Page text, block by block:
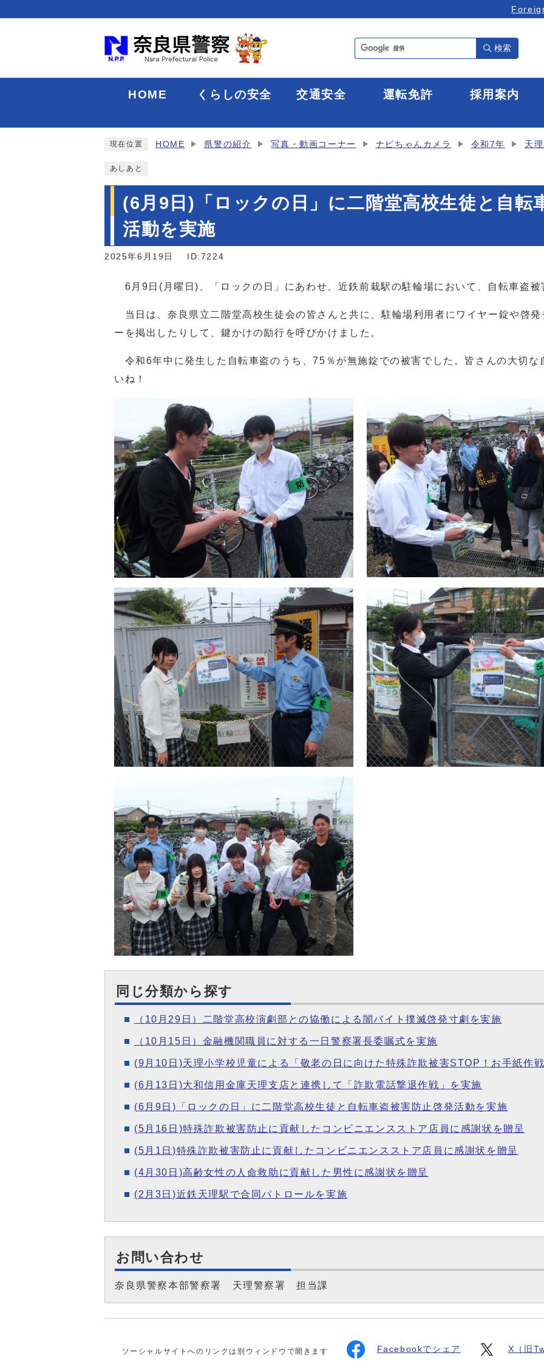
検索
HOME くらしの安全 交通安全 運転免許 採用案内
現在位置 HOME 県警の紹介 写真・動画コーナー ナピちゃんカメラ 令和7年 天
あしあと
(6月9日)「ロックの日」に二階堂高校生徒と自転
活動を実施
2025年6月19日 ID:7224
6月9日(月曜日)、「ロックの日」にあわせ、近鉄前栽駅の駐輪場において、自転車盗被
当日は、奈良県立二階堂高校生徒会の皆さんと共に、駐輪場利用者にワイヤー錠や啓発
ーを掲出したりして、鍵かけの励行を呼びかけました。
令和6年中に発生した自転車盗のうち、75％が無施錠での被害でした。皆さんの大切な
いね！
同じ分類から探す
（10月29日）二階堂高校演劇部との協働による闇バイト撲滅啓発寸劇を実施
（10月15日）金融機関職員に対する一日警察署長委嘱式を実施
(9月10日)天理小学校児童による「敬老の日に向けた特殊詐欺被害STOP！お手紙作
(6月13日)大和信用金庫天理支店と連携して「詐欺電話撃退作戦」を実施
(6月9日)「ロックの日」に二階堂高校生徒と自転車盗被害防止啓発活動を実施
(5月16日)特殊詐欺被害防止に貢献したコンビニエンスストア店員に感謝状を贈呈
(5月1日)特殊詐欺被害防止に貢献したコンビニエンスストア店員に感謝状を贈呈
(4月30日)高齢女性の人命救助に貢献した男性に感謝状を贈呈
(2月3日)近鉄天理駅で合同パトロールを実施
お問い合わせ
奈良県警察本部警察署 天理警察署 担当課
ソーシャルサイトへのリンクは別ウィンドウで開きます Facebookでシェア X（旧